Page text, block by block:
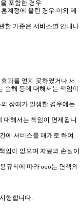
포함한 경우
계정에 올린 경우 이외 제
한 기준은 서비스별 안내나
과를 얻지 못하였거나 서
손해 등에 대해서는 책임이
장애가 발생한 경우에는
대해서는 책임이 면제됩니
에 서비스를 매개로 하여
임이 없으며 자료의 손실이
규칙에 따라 ooo는 면책의
행합니다.